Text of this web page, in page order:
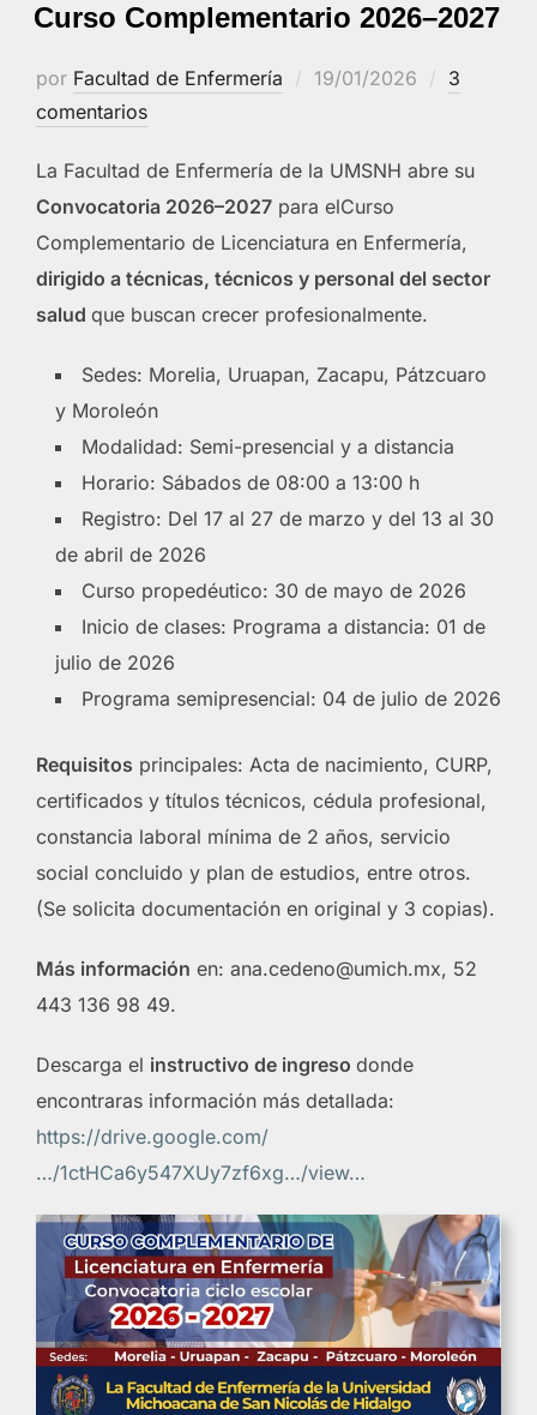
Curso Complementario 2026–2027
por Facultad de Enfermería
Publicado
19/01/2026
3
comentarios
La Facultad de Enfermería de la UMSNH abre su
Convocatoria 2026–2027 para elCurso
Complementario de Licenciatura en Enfermería,
dirigido a técnicas, técnicos y personal del sector
salud que buscan crecer profesionalmente.
Sedes: Morelia, Uruapan, Zacapu, Pátzcuaro
y Moroleón
Modalidad: Semi-presencial y a distancia
Horario: Sábados de 08:00 a 13:00 h
Registro: Del 17 al 27 de marzo y del 13 al 30
de abril de 2026
Curso propedéutico: 30 de mayo de 2026
Inicio de clases: Programa a distancia: 01 de
julio de 2026
Programa semipresencial: 04 de julio de 2026
Requisitos principales: Acta de nacimiento, CURP,
certificados y títulos técnicos, cédula profesional,
constancia laboral mínima de 2 años, servicio
social concluido y plan de estudios, entre otros.
(Se solicita documentación en original y 3 copias).
Más información en: ana.cedeno@umich.mx, 52
443 136 98 49.
Descarga el instructivo de ingreso donde
encontraras información más detallada:
https://drive.google.com/
…/1ctHCa6y547XUy7zf6xg…/view…